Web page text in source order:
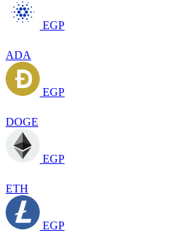
EGP
ADA
EGP
DOGE
EGP
ETH
EGP